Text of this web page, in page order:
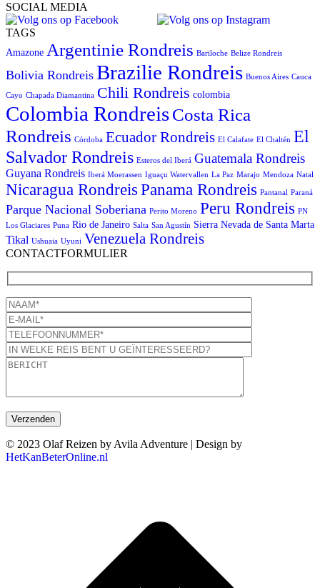
SOCIAL MEDIA
TAGS
Amazone Argentinie Rondreis Bariloche Belize Rondreis
Bolivia Rondreis Brazilie Rondreis Buenos Aires Cauca
Cayo Chapada Diamantina Chili Rondreis colombia
Colombia RondreisCosta Rica
Rondreis Córdoba Ecuador Rondreis El Calafate El Chaltén El
Salvador Rondreis Esteros del Iberá Guatemala Rondreis
Guyana Rondreis Iberá Moerassen Iguaçu Watervallen La Paz Marajo Mendoza Natal
Nicaragua Rondreis Panama Rondreis Pantanal Paraná
Parque Nacional Soberiana Perito Moreno Peru Rondreis PN
Los Glaciares Puna Rio de Janeiro Salta San Agustín Sierra Nevada de Santa Marta
Tikal Ushuaia Uyuni Venezuela Rondreis
CONTACTFORMULIER
© 2023 Olaf Reizen by Avila Adventure | Design by
HetKanBeterOnline.nl